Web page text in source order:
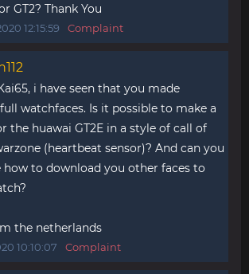
GT2? Thank You
12:15:59 Complaint
i have seen that you made
watchfaces. Is it possible to make a
the huawai GT2E in a style of call of
(heartbeat sensor)? And can you
how to download you other faces to
the netherlands
10:10:07 Complaint